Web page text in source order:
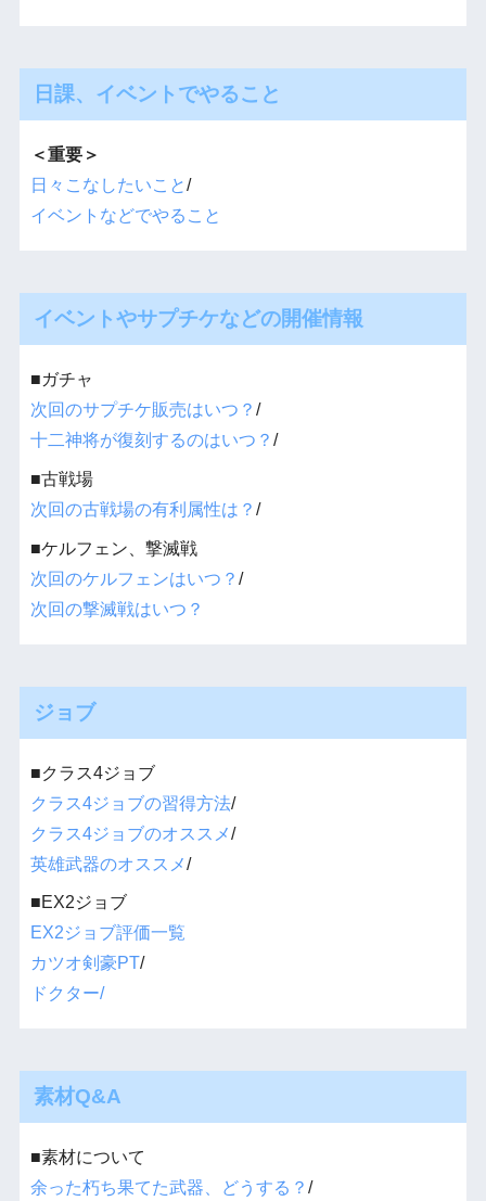
日課、イベントでやること
＜重要＞
日々こなしたいこと/
イベントなどでやること
イベントやサプチケなどの開催情報
■ガチャ
次回のサプチケ販売はいつ？ /
十二神将が復刻するのはいつ？ /
■古戦場
次回の古戦場の有利属性は？ /
■ケルフェン、撃滅戦
次回のケルフェンはいつ？ /
次回の撃滅戦はいつ？
ジョブ
■クラス4ジョブ
クラス4ジョブの習得方法/
クラス4ジョブのオススメ/
英雄武器のオススメ/
■EX2ジョブ
EX2ジョブ評価一覧
カツオ剣豪PT/
ドクター/
素材Q&A
■素材について
余った朽ち果てた武器、どうする？ /